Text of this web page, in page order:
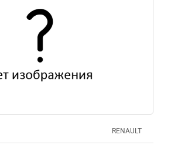
RENAULT